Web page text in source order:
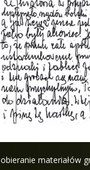
materiałów